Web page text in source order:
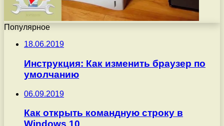
Популярное
18.06.2019
Инструкция: Как изменить браузер по
умолчанию
06.09.2019
Как открыть командную строку в
Windows 10